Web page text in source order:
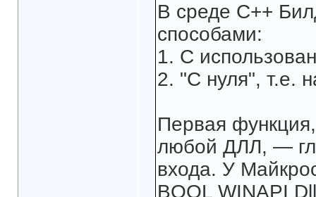
В среде С++
способами:
1. С
2. "С нуля", т.е.
Первая
любой ДЛЛ, —
входа. У
BOOL WINAPI